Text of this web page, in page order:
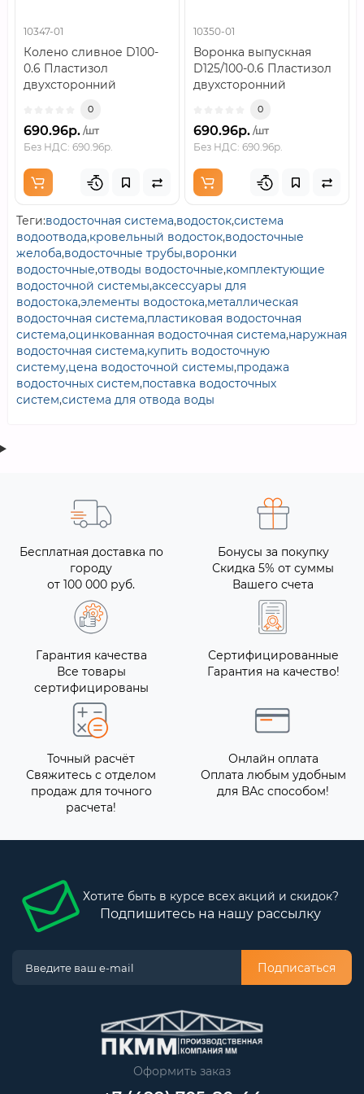
10347-01
Колено сливное D100-
0.6 Пластизол
двухсторонний
0
690.96р. /шт
Без НДС: 690.96р.
10350-01
Воронка выпускная
D125/100-0.6 Пластизол
двухсторонний
0
690.96р. /шт
Без НДС: 690.96р.
Теги:водосточная система,водосток,система
водоотвода,кровельный водосток,водосточные
желоба,водосточные трубы,воронки
водосточные,отводы водосточные,комплектующие
водосточной системы,аксессуары для
водостока,элементы водостока,металлическая
водосточная система,пластиковая водосточная
система,оцинкованная водосточная система,наружная
водосточная система,купить водосточную
систему,цена водосточной системы,продажа
водосточных систем,поставка водосточных
систем,система для отвода воды
Бесплатная доставка по
городу
от 100 000 руб.
Бонусы за покупку
Скидка 5% от суммы
Вашего счета
Гарантия качества
Все товары
сертифицированы
Сертифицированные
Гарантия на качество!
Точный расчёт
Свяжитесь с отделом
продаж для точного
расчета!
Онлайн оплата
Оплата любым удобным
для ВАс способом!
Хотите быть в курсе всех акций и скидок?
Подпишитесь на нашу рассылку
Подписаться
Оформить заказ